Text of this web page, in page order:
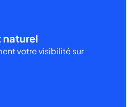
naturel
votre visibilité sur